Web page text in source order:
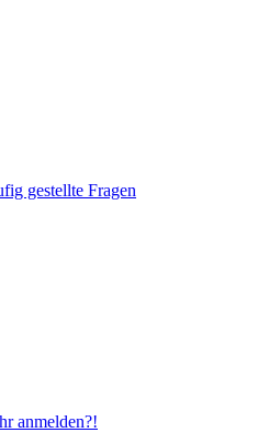
gestellte Fragen
anmelden?!